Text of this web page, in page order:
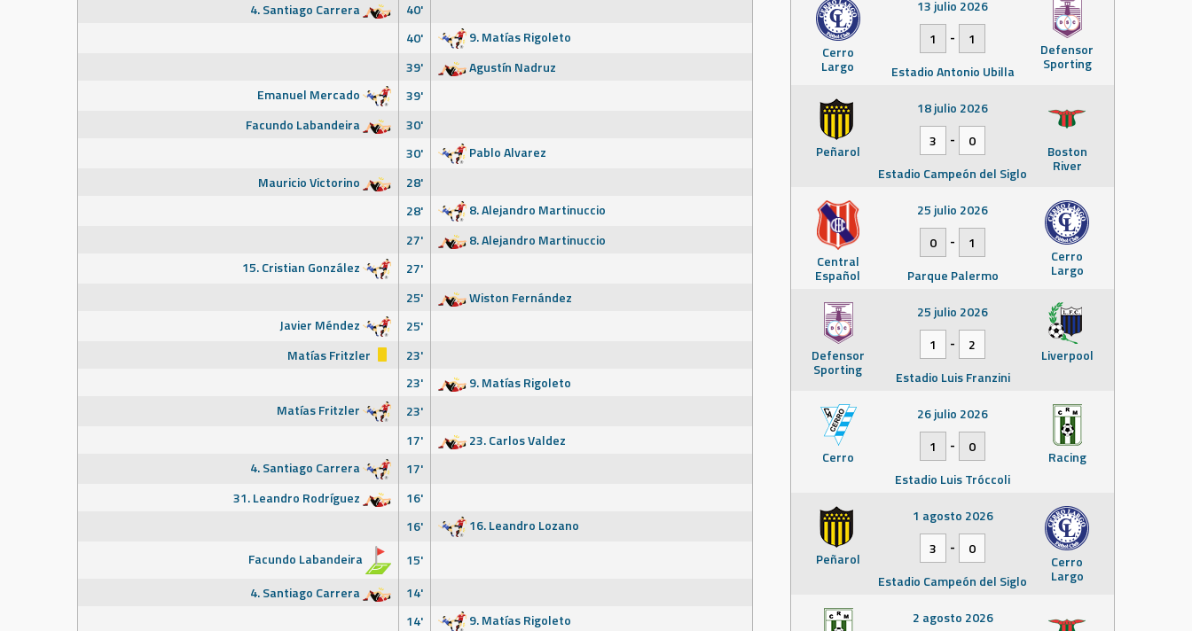
4. Santiago Carrera
40'
40'
9. Matías Rigoleto
39'
Agustín Nadruz
Emanuel Mercado
39'
Facundo Labandeira
30'
30'
Pablo Alvarez
Mauricio Victorino
28'
28'
8. Alejandro Martinuccio
27'
8. Alejandro Martinuccio
15. Cristian González
27'
25'
Wiston Fernández
Javier Méndez
25'
Matías Fritzler
23'
23'
9. Matías Rigoleto
Matías Fritzler
23'
17'
23. Carlos Valdez
4. Santiago Carrera
17'
31. Leandro Rodríguez
16'
16'
16. Leandro Lozano
Facundo Labandeira
15'
4. Santiago Carrera
14'
14'
9. Matías Rigoleto
Cerro
Largo
Defensor
Sporting
13 julio 2026
1
-
1
Estadio Antonio Ubilla
Peñarol Boston
River
18 julio 2026
3
-
0
Estadio Campeón del Siglo
Central
Español
Cerro
Largo
25 julio 2026
0
-
1
Parque Palermo
Defensor
Sporting
Liverpool
25 julio 2026
1
-
2
Estadio Luis Franzini
Cerro Racing
26 julio 2026
1
-
0
Estadio Luis Tróccoli
Peñarol Cerro
Largo
1 agosto 2026
3
-
0
Estadio Campeón del Siglo
2 agosto 2026